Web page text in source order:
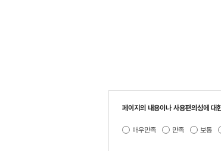
페이지의 내용이나 사용편의성에 대
매우만족 만족 보통